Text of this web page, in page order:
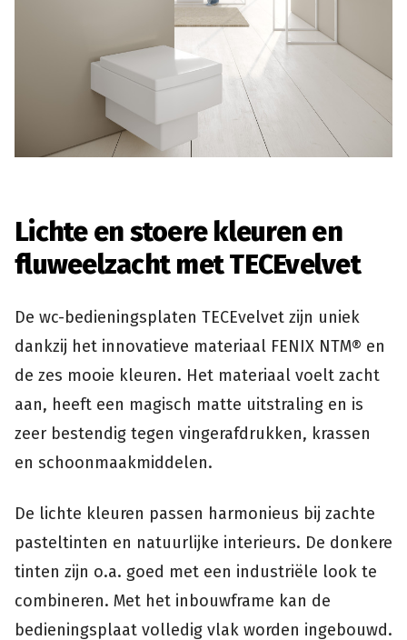
Lichte en stoere kleuren en
fluweelzacht met TECEvelvet
De wc-bedieningsplaten TECEvelvet zijn uniek
dankzij het innovatieve materiaal FENIX NTM® en
de zes mooie kleuren. Het materiaal voelt zacht
aan, heeft een magisch matte uitstraling en is
zeer bestendig tegen vingerafdrukken, krassen
en schoonmaakmiddelen.
De lichte kleuren passen harmonieus bij zachte
pasteltinten en natuurlijke interieurs. De donkere
tinten zijn o.a. goed met een industriële look te
combineren. Met het inbouwframe kan de
bedieningsplaat volledig vlak worden ingebouwd.